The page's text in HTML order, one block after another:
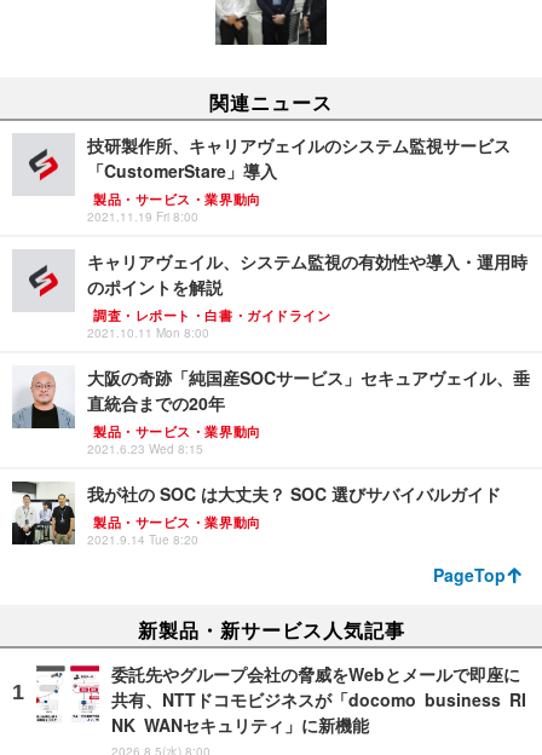
関連ニュース
技研製作所、キャリアヴェイルのシステム監視サービス
「CustomerStare」導入
製品・サービス・業界動向
2021.11.19 Fri 8:00
キャリアヴェイル、システム監視の有効性や導入・運用時
のポイントを解説
調査・レポート・白書・ガイドライン
2021.10.11 Mon 8:00
大阪の奇跡「純国産SOCサービス」セキュアヴェイル、垂
直統合までの20年
製品・サービス・業界動向
2021.6.23 Wed 8:15
我が社の SOC は大丈夫？ SOC 選びサバイバルガイド
製品・サービス・業界動向
2021.9.14 Tue 8:20
PageTop
新製品・新サービス人気記事
委託先やグループ会社の脅威をWebとメールで即座に
共有、NTTドコモビジネスが「docomo business RI
NK WANセキュリティ」に新機能